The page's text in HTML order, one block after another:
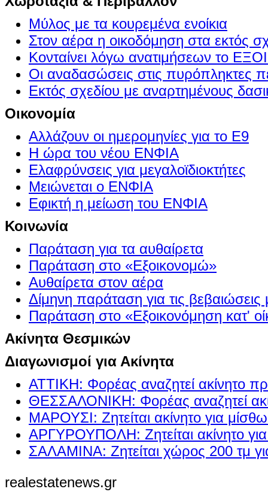
Μύλος με τα κουρεμένα ενοίκια
Στον αέρα η οικοδόμηση στα εκτός
Κονταίνει λόγω ανατιμήσεων το
Οι αναδασώσεις στις πυρόπληκτες
Εκτός σχεδίου με αναρτημένους
Οικονομία
Αλλάζουν οι ημερομηνίες για το Ε9
Η ώρα του νέου ΕΝΦΙΑ
Ελαφρύνσεις για μεγαλοϊδιοκτήτες
Μειώνεται ο ΕΝΦΙΑ
Εφικτή η μείωση του ΕΝΦΙΑ
Κοινωνία
Παράταση για τα αυθαίρετα
Παράταση στο «Εξοικονομώ»
Αυθαίρετα στον αέρα
Δίμηνη παράταση για τις βεβαιώσεις
Παράταση στο «Εξοικονόμηση κατ'
Ακίνητα Θεσμικών
Διαγωνισμοί για Ακίνητα
ΑΤΤΙΚΗ: Φορέας αναζητεί ακίνητο
ΘΕΣΣΑΛΟΝΙΚΗ: Φορέας αναζητεί
ΜΑΡΟΥΣΙ: Ζητείται ακίνητο για
ΑΡΓΥΡΟΥΠΟΛΗ: Ζητείται ακίνητο
ΣΑΛΑΜΙΝΑ: Ζητείται χώρος 200 τμ
realestatenews.gr